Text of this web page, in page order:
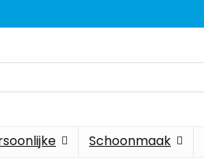
Schoonmaak